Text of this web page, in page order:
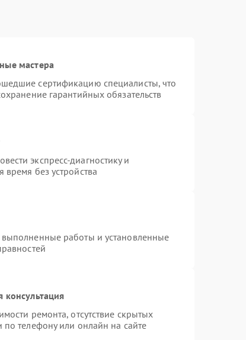
мастера
сертификацию специалисты, что
гарантийных обязательств
экспресс-диагностику и
без устройства
выполненные работы и установленные
консультация
ремонта, отсутствие скрытых
по телефону или онлайн на сайте